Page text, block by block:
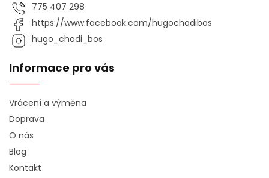
775 407 298
https://www.facebook.com/hugochodibos
hugo_chodi_bos
Informace pro vás
Vrácení a výměna
Doprava
O nás
Blog
Kontakt